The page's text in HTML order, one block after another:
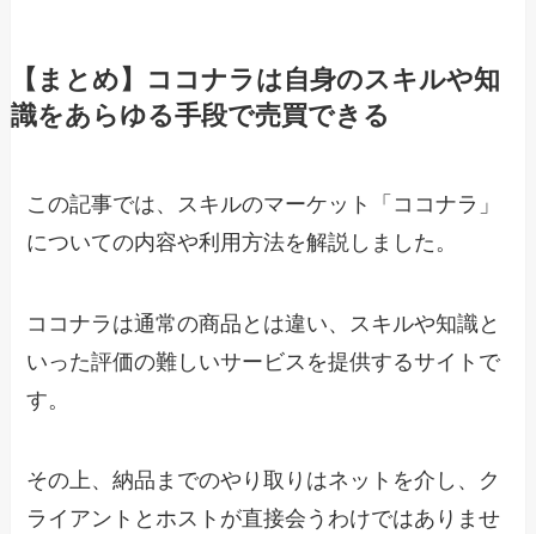
【まとめ】ココナラは自身のスキルや知
識をあらゆる手段で売買できる
この記事では、スキルのマーケット「ココナラ」
についての内容や利用方法を解説しました。
ココナラは通常の商品とは違い、スキルや知識と
いった評価の難しいサービスを提供するサイトで
す。
その上、納品までのやり取りはネットを介し、ク
ライアントとホストが直接会うわけではありませ